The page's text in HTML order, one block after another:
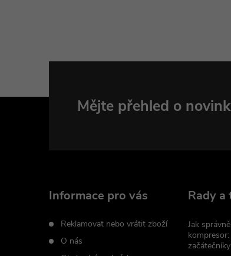
Mějte přehled o
Informace pro vás
Reklamovat nebo vrátit zboží
O nás
Rady a
Jak
začátečníky